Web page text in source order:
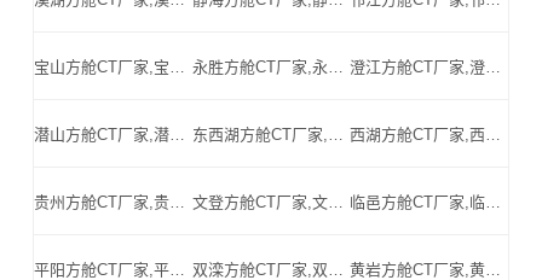
宝山方舱CT厂家,宝山方舱式CT,宝山CT方舱,宝山方舱CT,宝山医用CT方舱,宝山移动方舱CT-宝山医用CT方舱公司 永胜方舱CT厂家,永胜方舱式CT,永胜CT方舱,永胜方舱CT,永胜医用CT方舱,永胜移动方舱CT-永胜医用CT方舱公司 澄江方舱CT厂家,澄江方舱式CT,澄江CT方舱,澄江方舱CT,澄江医用CT方舱,澄江移动方舱CT-澄江医用CT方舱公司
潜山方舱CT厂家,潜山方舱式CT,潜山CT方舱,潜山方舱CT,潜山医用CT方舱,潜山移动方舱CT-潜山医用CT方舱公司 东西湖方舱CT厂家,东西湖方舱式CT,东西湖CT方舱,东西湖方舱CT,东西湖医用CT方舱,东西湖移动方舱CT-东西湖医用CT方舱公司 西湖方舱CT厂家,西湖方舱式CT,西湖CT方舱,西湖方舱CT,西湖医用CT方舱,西湖移动方舱CT-西湖医用CT方舱公司
贵州方舱CT厂家,贵州方舱式CT,贵州CT方舱,贵州方舱CT,贵州医用CT方舱,贵州移动方舱CT-贵州医用CT方舱公司 文登方舱CT厂家,文登方舱式CT,文登CT方舱,文登方舱CT,文登医用CT方舱,文登移动方舱CT-文登医用CT方舱公司 临邑方舱CT厂家,临邑方舱式CT,临邑CT方舱,临邑方舱CT,临邑医用CT方舱,临邑移动方舱CT-临邑医用CT方舱公司
平阳方舱CT厂家,平阳方舱式CT,平阳CT方舱,平阳方舱CT,平阳医用CT方舱,平阳移动方舱CT-平阳医用CT方舱公司 双滦方舱CT厂家,双滦方舱式CT,双滦CT方舱,双滦方舱CT,双滦医用CT方舱,双滦移动方舱CT-双滦医用CT方舱公司 黄岩方舱CT厂家,黄岩方舱式CT,黄岩CT方舱,黄岩方舱CT,黄岩医用CT方舱,黄岩移动方舱CT-黄岩医用CT方舱公司